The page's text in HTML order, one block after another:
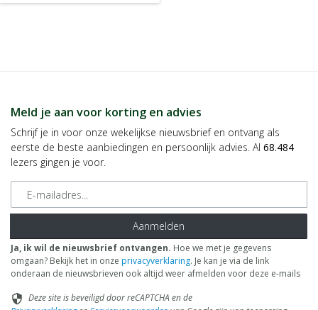
Meld je aan voor korting en advies
Schrijf je in voor onze wekelijkse nieuwsbrief en ontvang als
eerste de beste aanbiedingen en persoonlijk advies. Al 68.484
lezers gingen je voor.
E-mailadres
Aanmelden
Ja, ik wil de nieuwsbrief ontvangen. Hoe we met je gegevens
omgaan? Bekijk het in onze privacyverklaring. Je kan je via de link
onderaan de nieuwsbrieven ook altijd weer afmelden voor deze e-mails
security Deze site is beveiligd door reCAPTCHA en de